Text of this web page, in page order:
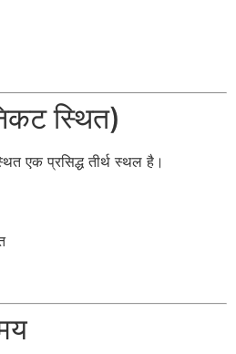
स्थित)
एक प्रसिद्ध तीर्थ स्थल है।